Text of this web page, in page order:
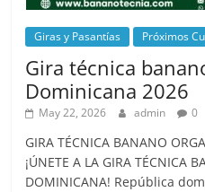
Giras y Pasantías Próximos
Gira técnica
Dominicana 2026
May 22, 2026 admin 0
GIRA TÉCNICA BANANO
¡ÚNETE A LA GIRA TÉCNICA
DOMINICANA! República